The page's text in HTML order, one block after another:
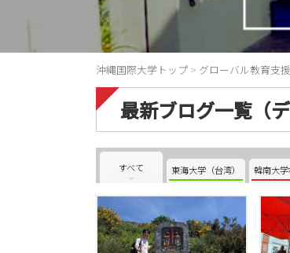
沖縄国際大学トップ > グローバル教育支
最新ブログ一覧（
すべて 東海大学（台湾） 韓南大学